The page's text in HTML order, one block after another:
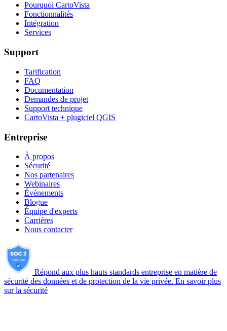
Pourquoi CartoVista
Fonctionnalités
Intégration
Services
Support
Tarification
FAQ
Documentation
Demandes de projet
Support technique
CartoVista + plugiciel QGIS
Entreprise
À propos
Sécurité
Nos partenaires
Webinaires
Événements
Blogue
Équipe d'experts
Carrières
Nous contacter
Répond aux plus hauts standards entreprise en matière de
sécurité des données et de protection de la vie privée. En savoir plus
sur la sécurité